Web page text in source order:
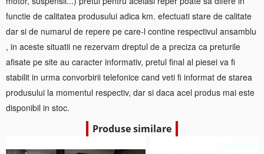
functie de calitatea produsului adica km. efectuati stare de calitate
dar si de numarul de repere pe care-l contine respectivul ansamblu
, in aceste situatii ne rezervam dreptul de a preciza ca preturile
afisate pe site au caracter informativ, pretul final al piesei va fi
stabilit in urma convorbirii telefonice cand veti fi informat de starea
produsului la momentul respectiv, dar si daca acel produs mai este
disponibil in stoc.
Produse similare